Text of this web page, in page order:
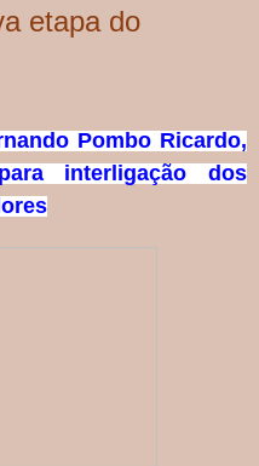
etapa do
Pombo Ricardo,
interligação dos